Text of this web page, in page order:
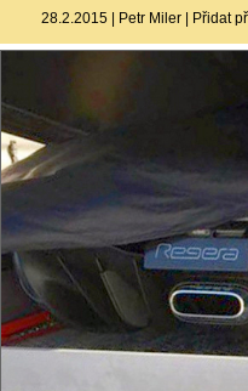
- Představení
- Život řidiče
- Tuning
- Technika
- Zajímavosti
- Ostatní
28.2.2015 | Petr Miler | Přidat